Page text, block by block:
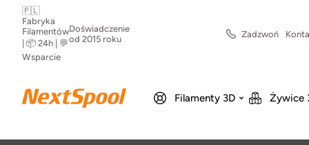
🇵🇱
Fabryka
Filamentów
| 📦 24h | 💬
Wsparcie
Doświadczenie
od 2015 roku
Zadzwoń
Filamenty 3D Żywice